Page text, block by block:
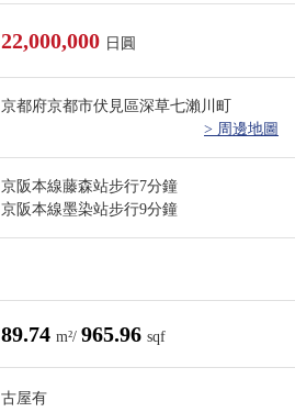
22,000,000 日圓
京都府京都市伏見區深草七瀨川町
> 周邊地圖
京阪本線藤森站步行7分鐘
京阪本線墨染站步行9分鐘
89.74 m²/ 965.96 sqf
古屋有